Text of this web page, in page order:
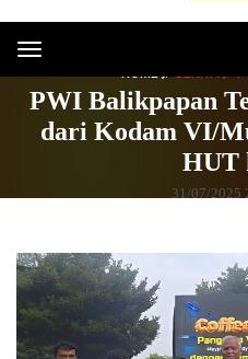
Toggle
navigation
PWI Balikpapan
dari Kodam VI/
HUT
31/07/2025